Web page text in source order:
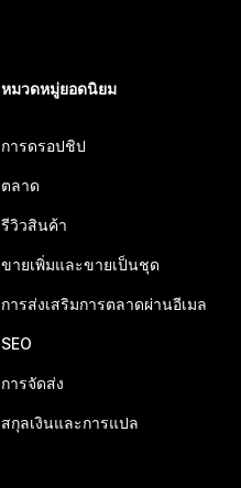
หมวดหมู่ยอดนิยม
การดรอปชิป
ตลาด
รีวิวสินค้า
ขายเพิ่มและขายเป็นชุด
การส่งเสริมการตลาดผ่านอีเมล
SEO
การจัดส่ง
สกุลเงินและการแปล